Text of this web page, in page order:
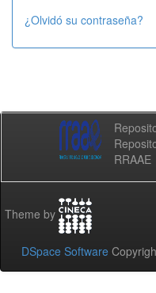
¿Olvidó su contraseña?
RRAAE
Theme by
DSpace Software